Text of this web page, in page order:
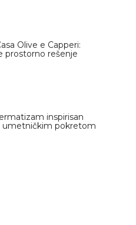
Olive e Capperi:
prostorno rešenje
inspirisan
umetničkim pokretom